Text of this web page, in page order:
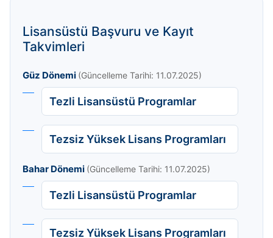
Lisansüstü Başvuru ve Kayıt
Takvimleri
Güz Dönemi (Güncelleme Tarihi: 11.07.2025)
Tezli Lisansüstü Programlar
Tezsiz Yüksek Lisans Programları
Bahar Dönemi (Güncelleme Tarihi: 11.07.2025)
Tezli Lisansüstü Programlar
Tezsiz Yüksek Lisans Programları